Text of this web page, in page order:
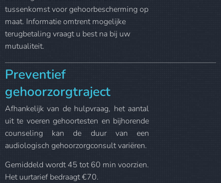
tussenkomst voor gehoorbescherming op
maat. Informatie omtrent mogelijke
terugbetaling vraagt u best na bij uw
mutualiteit.
Preventief
gehoorzorgtraject
Afhankelijk van de hulpvraag, het aantal
uit te voeren gehoortesten en bijhorende
counseling kan de duur van een
audiologisch gehoorzorgconsult variëren.
Gemiddeld wordt 45 tot 60 min voorzien.
Het uurtarief bedraagt €70.